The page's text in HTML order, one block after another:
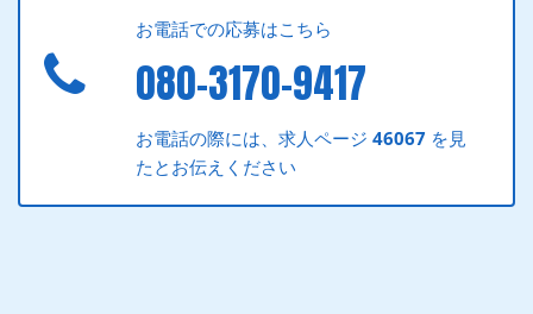
お電話での応募はこちら
080-3170-9417
お電話の際には、求人ページ46067 を見
たとお伝えください